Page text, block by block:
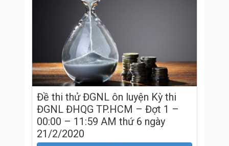
Đề thi thử ĐGNL ôn luyện Kỳ thi
ĐGNL ĐHQG TP.HCM – Đợt 1 –
00:00 – 11:59 AM thứ 6 ngày
21/2/2020